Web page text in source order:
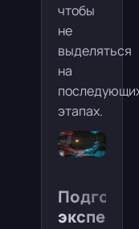
чтобы
не
выделяться
на
этапах.